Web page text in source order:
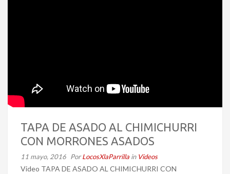
TAPA DE ASADO AL CHIMICHURRI
CON MORRONES ASADOS
11 mayo, 2016 PorLocosXlaParrilla in Videos
Video TAPA DE ASADO AL CHIMICHURRI CON